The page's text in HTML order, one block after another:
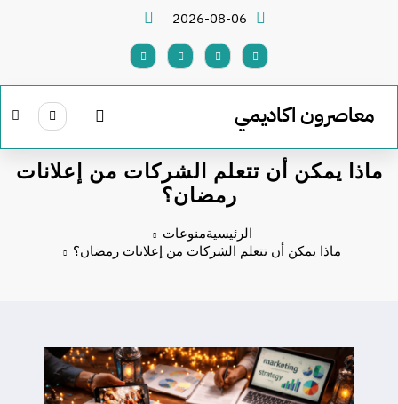
2026-08-06
معاصرون اكاديمي
ماذا يمكن أن تتعلم الشركات من إعلانات
رمضان؟
الرئيسيةمنوعات
ماذا يمكن أن تتعلم الشركات من إعلانات رمضان؟